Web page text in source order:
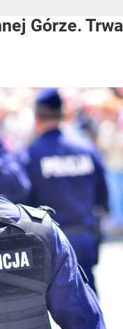
Górze. Trwa